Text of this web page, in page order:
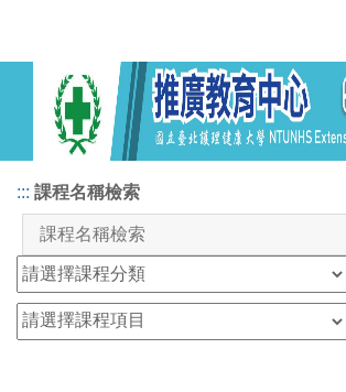
::: 課程名稱檢索